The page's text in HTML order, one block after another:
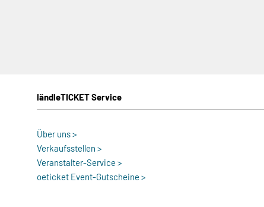
ländleTICKET Service
Über uns >
Verkaufsstellen >
Veranstalter-Service >
oeticket Event-Gutscheine >